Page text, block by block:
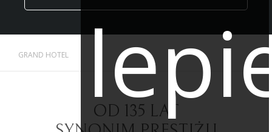
GRAND HOTEL
OD 135 LAT